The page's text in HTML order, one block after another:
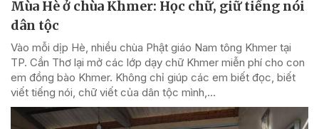
Mùa Hè ở chùa Khmer: Học chữ, giữ tiếng nói
dân tộc
Vào mỗi dịp Hè, nhiều chùa Phật giáo Nam tông Khmer tại
TP. Cần Thơ lại mở các lớp dạy chữ Khmer miễn phí cho con
em đồng bào Khmer. Không chỉ giúp các em biết đọc, biết
viết tiếng nói, chữ viết của dân tộc mình,...